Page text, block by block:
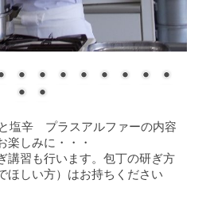
塩辛 プラスアルファーの内容
楽しみに・・・
講習も行います。包丁の研ぎ方
ほしい方）はお持ちください